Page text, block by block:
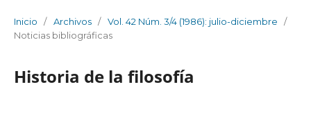
Inicio / Archivos / Vol. 42 Núm. 3/4 (1986): julio-diciembre
/
Noticias bibliográficas
Historia de la filosofía